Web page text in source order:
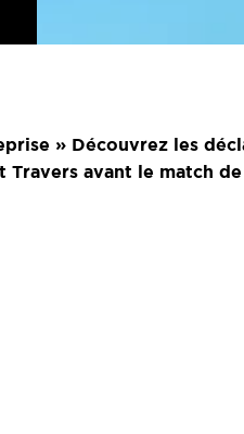
» Découvrez les
Travers avant le match